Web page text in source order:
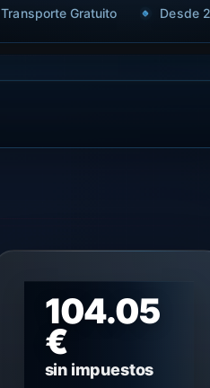
Transporte Gratuito Desde
104.05
€
sin impuestos